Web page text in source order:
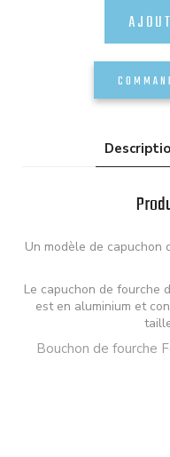
Un modèle de capuchon
Le capuchon de fourche
est en aluminium et
Bouchon de fourche